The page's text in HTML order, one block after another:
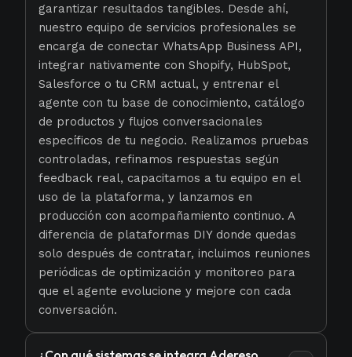
garantizar resultados tangibles. Desde ahí,
nuestro equipo de servicios profesionales se
encarga de conectar WhatsApp Business API,
integrar nativamente con Shopify, HubSpot,
Salesforce o tu CRM actual, y entrenar el
agente con tu base de conocimiento, catálogo
de productos y flujos conversacionales
específicos de tu negocio. Realizamos pruebas
controladas, refinamos respuestas según
feedback real, capacitamos a tu equipo en el
uso de la plataforma, y lanzamos en
producción con acompañamiento continuo. A
diferencia de plataformas DIY donde quedas
solo después de contratar, incluimos reuniones
periódicas de optimización y monitoreo para
que el agente evolucione y mejore con cada
conversación.